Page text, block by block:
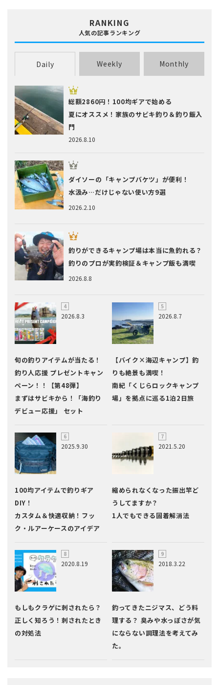
RANKING
人気の記事ランキング
Daily Weekly Monthly
2026.8.10
総額2860円！100均ギアで始める
夏にオススメ！家族のサビキ釣り＆釣り飯入
門
2026.2.10
ダイソーの「キャンプバケツ」が便利！
水汲み…だけじゃない使い方9選
2026.8.8
釣りができるキャンプ場は本当に魚釣れる？
釣りのプロが実釣検証＆キャンプ飯も満喫
2026.8.3
旬の釣りアイテムが当たる！
釣り人応援 プレゼントキャン
ペーン！！【第48弾】
まずはサビキから！「海釣り
デビュー応援」 セット
2026.8.7
【バイク×海辺キャンプ】釣
りも絶景も満喫！
南紀「くじらロックキャンプ
場」を拠点に巡る1泊2日旅
2025.9.30
100均アイテムで釣りギア
DIY！
カスタム＆快適収納！フッ
ク・ルアーケースのアイデア
2021.5.20
縮められなくなった振出竿ど
うしてますか？
1人でもできる固着解消法
2020.8.19
もしもクラゲに刺されたら？
正しく知ろう！刺されたとき
の対処法
2018.3.22
釣ってきたニジマス、どう料
理する？ 臭みや水っぽさが気
にならない調理法を考えてみ
た。